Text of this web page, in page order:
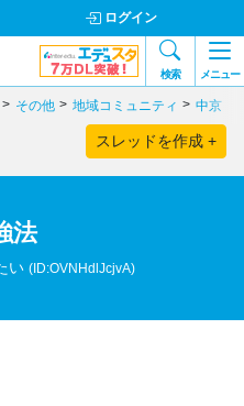
ログイン
検索 メニュー
その他 地域コミュニティ 中京・
スレッドを作成 +
法
い (ID:OVNHdlJcjvA)